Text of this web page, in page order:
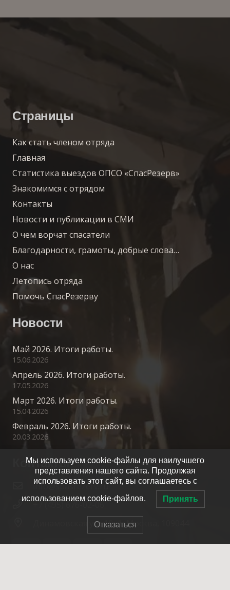
Страницы
Как стать членом отряда
Главная
Статистика выездов ОПСО «СпасРезерв»
Знакомимся с отрядом
Контакты
Новости и публикации в СМИ
О чем ворчат спасатели
Благодарности, грамоты, добрые слова…
О нас
Летопись отряда
Помочь СпасРезерву
Новости
Май 2026. Итоги работы.
15.06.2026
Апрель 2026. Итоги работы.
17.05.2026
Март 2026. Итоги работы.
15.04.2026
Февраль 2026. Итоги работы.
20.03.2026
Контакты
info@spasrezerv.ru
+7 (495) 676-02-06
Динамовская ул., 10к1, Москва, 109044
Мы используем cookie-файлы для наилучшего
представления нашего сайта. Продолжая
использовать этот сайт, вы соглашаетесь с
использованием cookie-файлов. Принять
Отказаться